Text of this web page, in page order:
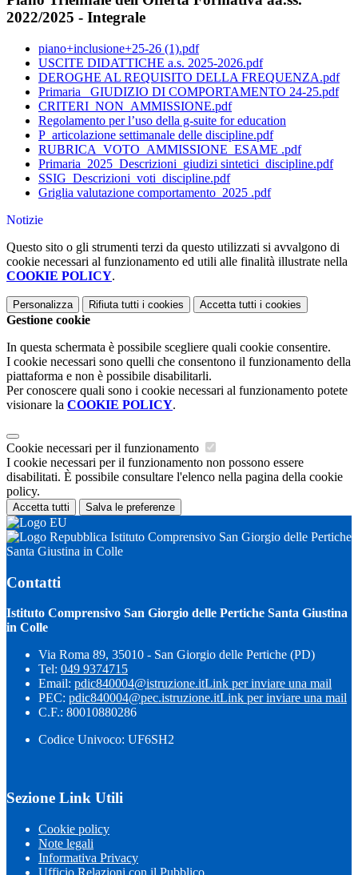
2022/2025 - Integrale
piano+inclusione+25-26 (1).pdf
USCITE DIDATTICHE a.s. 2025-2026.pdf
DEROGHE AL REQUISITO DELLA FREQUENZA.pdf
Primaria_ GIUDIZIO DI COMPORTAMENTO 24-25.pdf
CRITERI_NON_AMMISSIONE.pdf
Regolamento per l’uso della g-suite for education
P_articolazione settimanale delle discipline.pdf
RUBRICA_VOTO_AMMISSIONE_ESAME .pdf
Primaria_2025_Descrizioni_giudizi sintetici_discipline.pdf
SSIG_Descrizioni_voti_discipline.pdf
Griglia valutazione comportamento_2025 .pdf
Notizie
Questo sito o gli strumenti terzi da questo utilizzati si avvalgono di
cookie necessari al funzionamento ed utili alle finalità illustrate nella
COOKIE POLICY.
Personalizza Rifiuta tutti i cookies Accetta tutti i cookies
Gestione cookie
In questa schermata è possibile scegliere quali cookie consentire.
I cookie necessari sono quelli che consentono il funzionamento della
piattaforma e non è possibile disabilitarli.
Per conoscere quali sono i cookie necessari al funzionamento potete
visionare la COOKIE POLICY.
Cookie necessari per il funzionamento
I cookie necessari per il funzionamento non possono essere
disabilitati. È possibile consultare l'elenco nella pagina della cookie
policy.
Accetta tutti Salva le preferenze
Istituto Comprensivo San Giorgio delle Pertiche
Santa Giustina in Colle
Contatti
Istituto Comprensivo San Giorgio delle Pertiche Santa Giustina
in Colle
Via Roma 89, 35010 - San Giorgio delle Pertiche (PD)
Tel: 049 9374715
Email: pdic840004@istruzione.itLink per inviare una mail
PEC: pdic840004@pec.istruzione.itLink per inviare una mail
C.F.: 80010880286
Codice Univoco: UF6SH2
Sezione Link Utili
Cookie policy
Note legali
Informativa Privacy
Ufficio Relazioni con il Pubblico